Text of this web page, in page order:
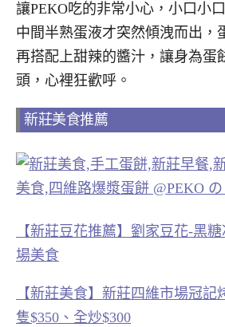
讓PEKO吃的非常小心，小口小
中間半熟蛋液才突然傾洩而出，
再搭配上甜辣的醬汁，讓身為蛋
頭，心裡狂歡呼。
新莊美食推薦
【新莊豆花推薦】劉家豆花-黑
場美食
【新莊美食】新莊四維市場冠記
隻$350、全炒$300